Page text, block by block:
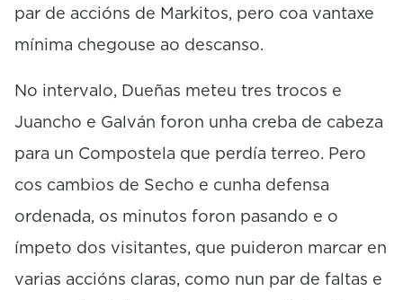
par de accións de Markitos, pero coa vantaxe
mínima chegouse ao descanso.
No intervalo, Dueñas meteu tres trocos e
Juancho e Galván foron unha creba de cabeza
para un Compostela que perdía terreo. Pero
cos cambios de Secho e cunha defensa
ordenada, os minutos foron pasando e o
ímpeto dos visitantes, que puideron marcar en
varias accións claras, como nun par de faltas e